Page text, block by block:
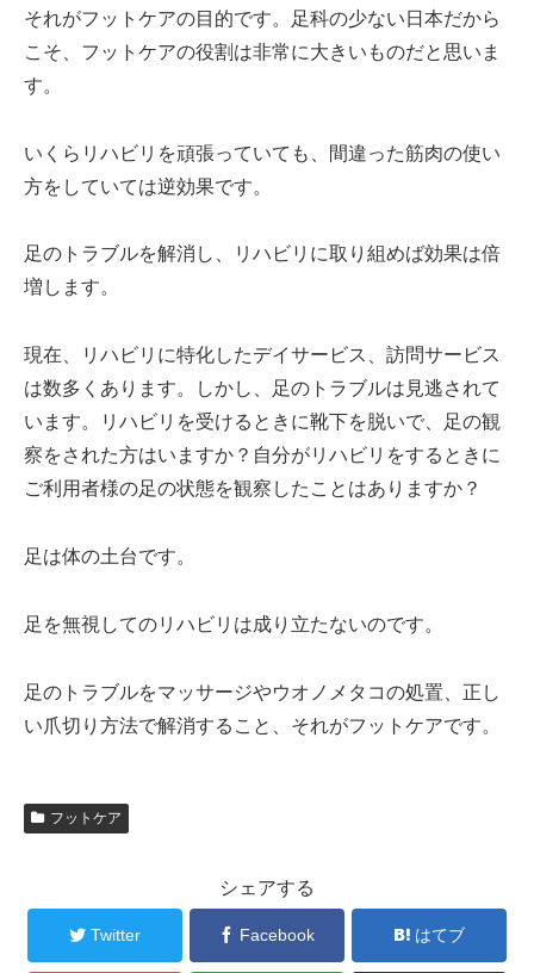
それがフットケアの目的です。足科の少ない日本だから
こそ、フットケアの役割は非常に大きいものだと思いま
す。
いくらリハビリを頑張っていても、間違った筋肉の使い
方をしていては逆効果です。
足のトラブルを解消し、リハビリに取り組めば効果は倍
増します。
現在、リハビリに特化したデイサービス、訪問サービス
は数多くあります。しかし、足のトラブルは見逃されて
います。リハビリを受けるときに靴下を脱いで、足の観
察をされた方はいますか？自分がリハビリをするときに
ご利用者様の足の状態を観察したことはありますか？
足は体の土台です。
足を無視してのリハビリは成り立たないのです。
足のトラブルをマッサージやウオノメタコの処置、正し
い爪切り方法で解消すること、それがフットケアです。
フットケア
シェアする
Twitter Facebook はてブ